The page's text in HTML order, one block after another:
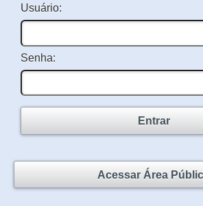
Usuário:
Senha:
Entrar
Acessar Área